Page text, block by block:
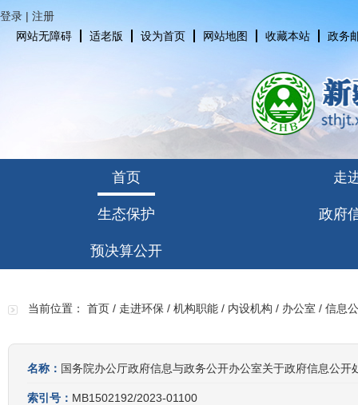
登录 | 注册
网站无障碍
适老版 设为首页 网站地图 收藏本站 政务
首页 走
生态保护 政府
预决算公开
当前位置： 首页 / 走进环保 / 机构职能 / 内设机构 / 办公室 / 信息
名称： 国务院办公厅政府信息与政务公开办公室关于政府信息公开
索引号： MB1502192/2023-01100